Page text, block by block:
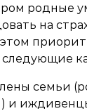
родные
на
семьи
и